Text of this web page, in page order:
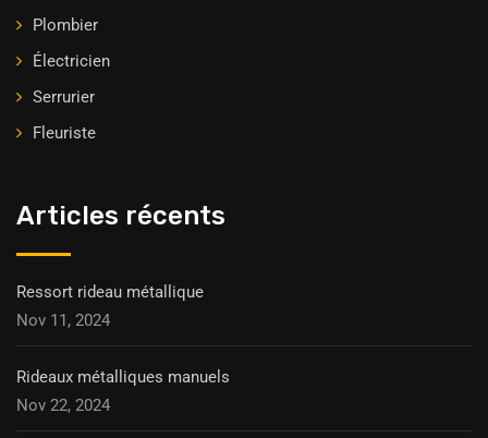
Plombier
Électricien
Serrurier
Fleuriste
Articles récents
Ressort rideau métallique
Nov 11, 2024
Rideaux métalliques manuels
Nov 22, 2024